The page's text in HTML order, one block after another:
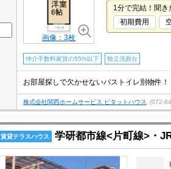
画像：3枚
1分で完結！聞き
初期費用
仲介手数料家賃の55%以下 独立洗面台
お部屋探しで欠かせないバストイレ別物件！
株式会社関西ホームサービス ピタットハウス (072-
賃貸テラスハウス 学研都市線<片町線>・